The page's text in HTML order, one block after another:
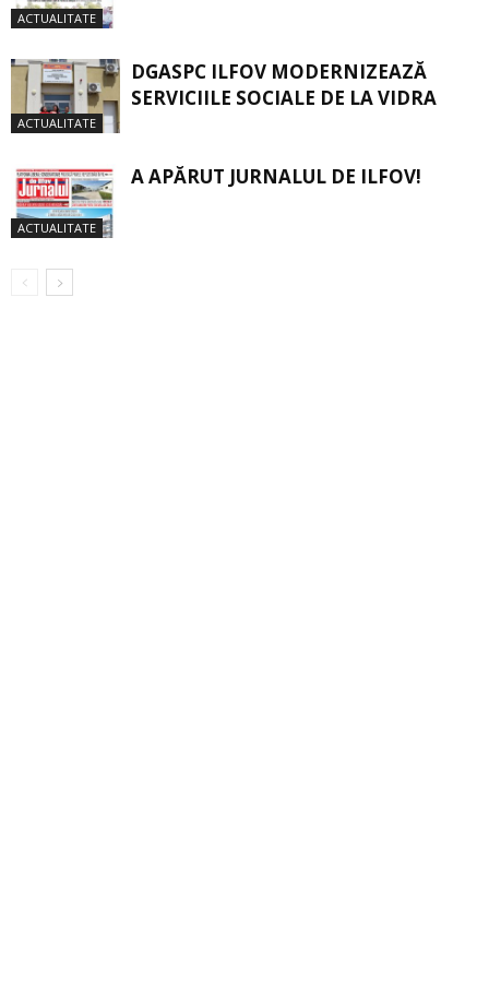
ACTUALITATE
ACTUALITATE
DGASPC ILFOV MODERNIZEAZĂ
SERVICIILE SOCIALE DE LA VIDRA
ACTUALITATE
A APĂRUT JURNALUL DE ILFOV!